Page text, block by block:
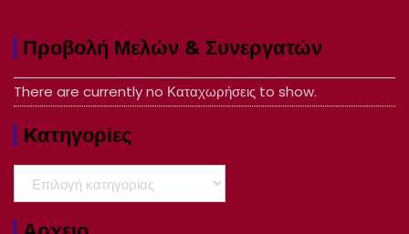
Προβολή Μελών & Συνεργατών
There are currently no Καταχωρήσεις to show.
Kατηγορίες